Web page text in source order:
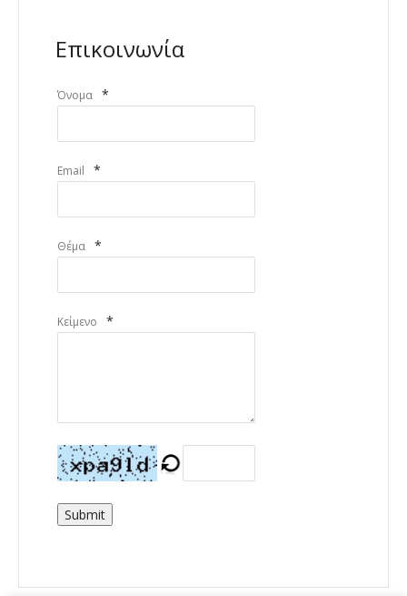
Επικοινωνία
Όνομα *
Email *
Θέμα *
Κείμενο *
Submit